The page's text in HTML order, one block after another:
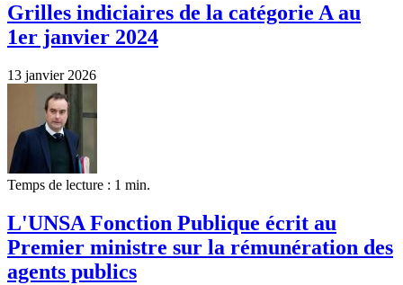
Grilles indiciaires de la catégorie A au
1er janvier 2024
13 janvier 2026
Temps de lecture : 1 min.
L'UNSA Fonction Publique écrit au
Premier ministre sur la rémunération des
agents publics